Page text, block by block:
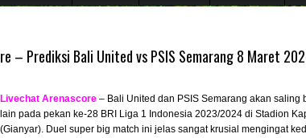
– Prediksi Bali United vs PSIS Semarang 8 Maret
Livechat Arenascore – Bali United dan PSIS Semarang akan saling
lain pada pekan ke-28 BRI Liga 1 Indonesia 2023/2024 di Stadion
(Gianyar). Duel super big match ini jelas sangat krusial mengingat